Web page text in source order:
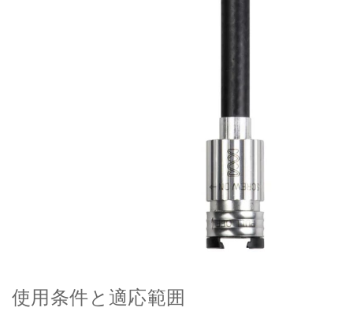
使用条件と適応範囲